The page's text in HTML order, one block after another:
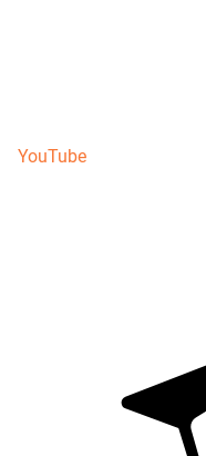
YouTube